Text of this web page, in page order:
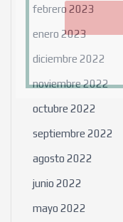
febrero 2023
enero 2023
diciembre 2022
noviembre 2022
octubre 2022
septiembre 2022
agosto 2022
junio 2022
mayo 2022